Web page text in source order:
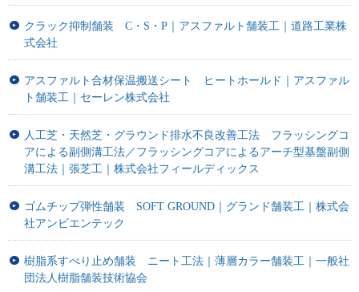
クラック抑制舗装 C・S・P｜アスファルト舗装工｜道路工業株
式会社
アスファルト合材保温搬送シート ヒートホールド｜アスファル
ト舗装工｜セーレン株式会社
人工芝・天然芝・グラウンド排水不良改善工法 フラッシングコ
アによる副側溝工法／フラッシングコアによるアーチ型基盤副側
溝工法｜張芝工｜株式会社フィールディックス
ゴムチップ弾性舗装 SOFT GROUND｜グランド舗装工｜株式会
社アンビエンテック
樹脂系すべり止め舗装 ニート工法｜薄層カラー舗装工｜一般社
団法人樹脂舗装技術協会